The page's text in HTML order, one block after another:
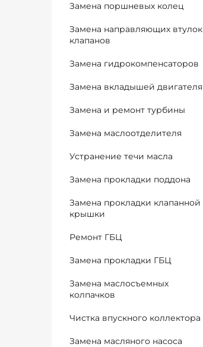
Замена поршневых колец
Замена направляющих втулок
клапанов
Замена гидрокомпенсаторов
Замена вкладышей двигателя
Замена и ремонт турбины
Замена маслоотделителя
Устранение течи масла
Замена прокладки поддона
Замена прокладки клапанной
крышки
Ремонт ГБЦ
Замена прокладки ГБЦ
Замена маслосъемных
колпачков
Чистка впускного коллектора
Замена масляного насоса